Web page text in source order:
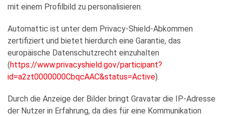
mit einem Profilbild zu personalisieren.
Automattic ist unter dem Privacy-Shield-Abkommen
zertifiziert und bietet hierdurch eine Garantie, das
europäische Datenschutzrecht einzuhalten
(https://www.privacyshield.gov/participant?
id=a2zt0000000CbqcAAC&status=Active).
Durch die Anzeige der Bilder bringt Gravatar die IP-Adresse
der Nutzer in Erfahrung, da dies für eine Kommunikation